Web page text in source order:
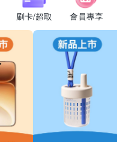
刷卡/超取 會員專享